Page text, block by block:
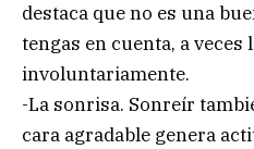
destaca que no es una
tengas en cuenta, a veces
involuntariamente.
-La sonrisa. Sonreír
cara agradable genera